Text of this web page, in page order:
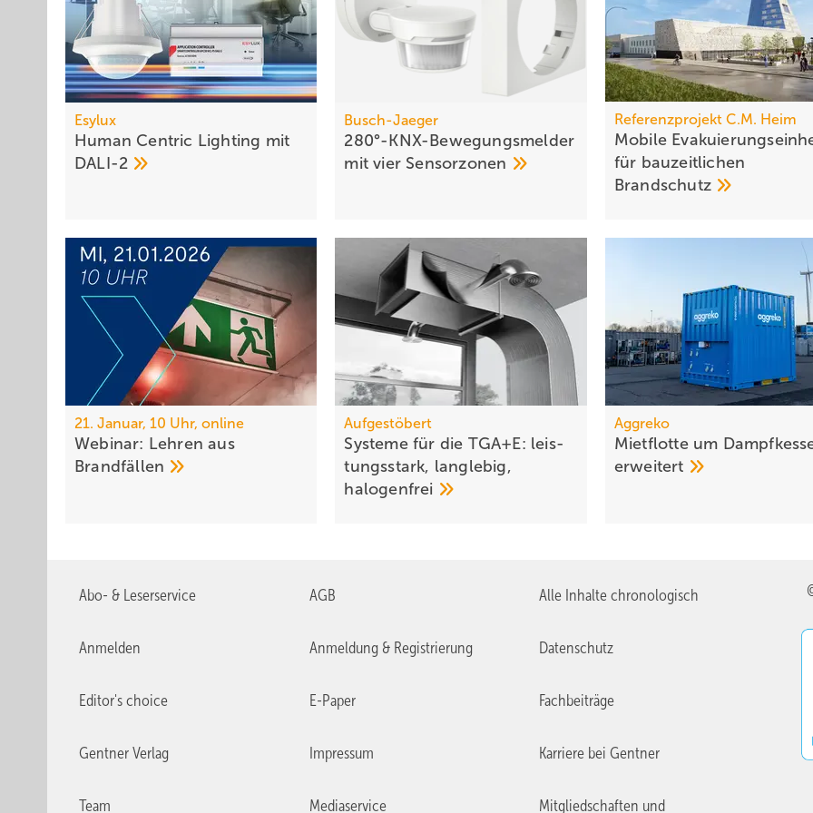
Esylux
Human Centric Lighting mit
DALI-2
Busch-Jaeger
280°-KNX-Bewegungsmelder
mit vier Sensorzonen
Referenzprojekt C.M. Heim
Mobile
für bau­zeit­lichen
Brandschutz
21. Januar, 10 Uhr, online
Webinar: Leh­ren aus
Brand­fäl­len
Aufgestöbert
Systeme für die TGA+E: leis­
tungs­stark, lang­le­big,
ha­lo­gen­frei
Aggreko
Mietflotte um
erweitert
Abo- & Leserservice AGB Alle Inhalte chronologisch
Anmelden Anmeldung & Registrierung Datenschutz
Editor's choice E-Paper Fachbeiträge
Gentner Verlag Impressum Karriere bei Gentner
Team Mediaservice Mitgliedschaften und